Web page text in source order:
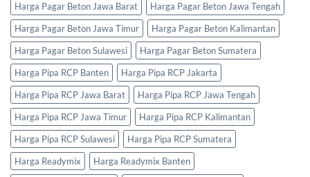
Harga Pagar Beton Jawa Barat
Harga Pagar Beton Jawa Tengah
Harga Pagar Beton Jawa Timur
Harga Pagar Beton Kalimantan
Harga Pagar Beton Sulawesi
Harga Pagar Beton Sumatera
Harga Pipa RCP Banten
Harga Pipa RCP Jakarta
Harga Pipa RCP Jawa Barat
Harga Pipa RCP Jawa Tengah
Harga Pipa RCP Jawa Timur
Harga Pipa RCP Kalimantan
Harga Pipa RCP Sulawesi
Harga Pipa RCP Sumatera
Harga Readymix
Harga Readymix Banten